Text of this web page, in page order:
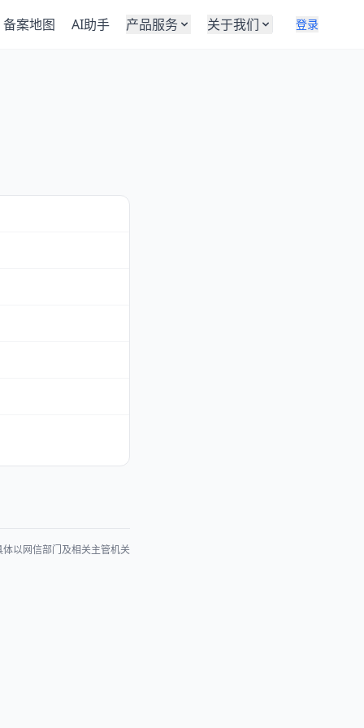
备案地图 AI助手 产品服务 关于我们 登录
以网信部门及相关主管机关